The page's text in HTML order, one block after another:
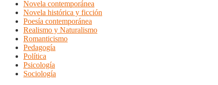
Novela contemporánea
Novela histórica y ficción
Poesía contemporánea
Realismo y Naturalismo
Romanticismo
Pedagogía
Política
Psicología
Sociología